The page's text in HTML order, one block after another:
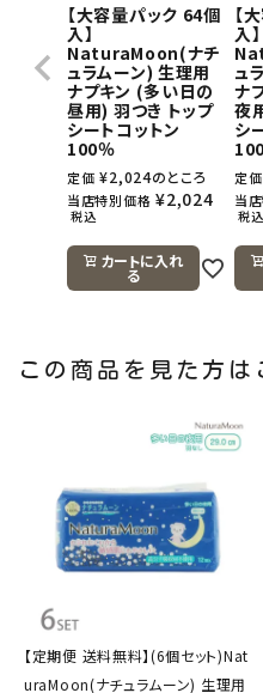
【大容量パック 64個
入】
NaturaMoon(ナチ
ュラムーン) 生理用
ナプキン (多い日の
昼用) 羽つき トップ
シートコットン
100％
定価 ¥2,024のところ
当店特別価格 ¥2,024
税込
カートに入れ
る
【
入】
ュ
ナ
夜
シ
定価
当
税込
この商品を見た方は
【定期便 送料無料】(6個セット)Nat
uraMoon(ナチュラムーン) 生理用